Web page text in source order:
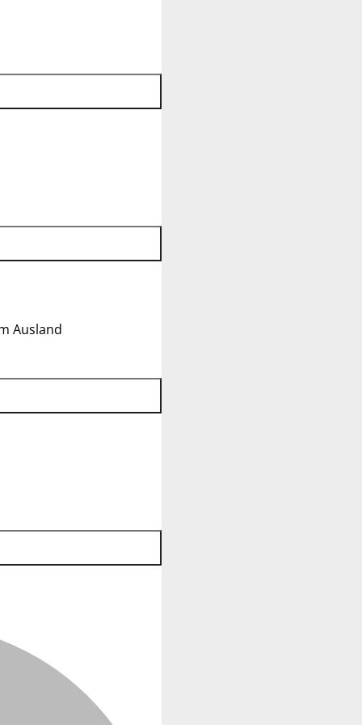
Ausland